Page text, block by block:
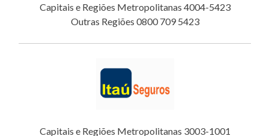
Capitais e Regiões Metropolitanas 4004-5423
Outras Regiões 0800 709 5423
Capitais e Regiões Metropolitanas 3003-1001